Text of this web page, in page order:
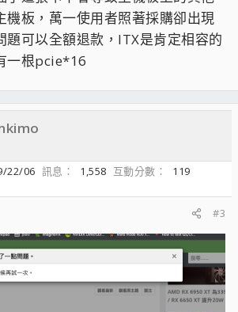
機板，萬一使用者照著採購卻出現
題可以全額退款，ITX是肯定相容的
一根pcie*16
22/06 訊息 1,558 互動分數
119
#3